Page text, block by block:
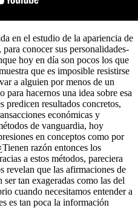
en el estudio de la apariencia de
conocer sus personalidades-
hoy en día son pocos los que
que es imposible resistirse
a alguien por menos de un
para hacernos una idea sobre esa
predicen resultados concretos,
económicas y
de vanguardia, hoy
en conceptos como por
razón entonces los
a estos métodos, pareciera
revelan que las afirmaciones de
tan exageradas como las del
cuando necesitamos entender a
es tan poca la información